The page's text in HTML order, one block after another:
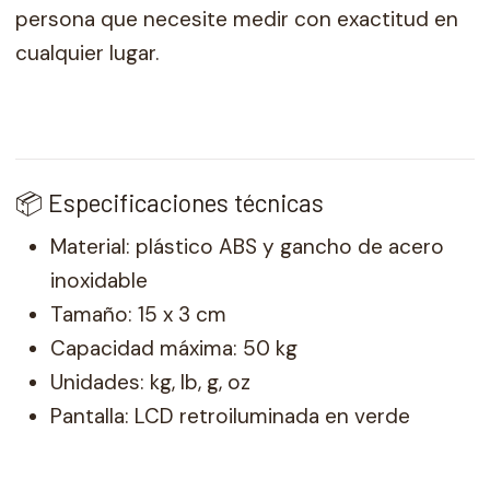
persona que necesite medir con exactitud en
cualquier lugar.
📦 Especificaciones técnicas
Material: plástico ABS y gancho de acero
inoxidable
Tamaño: 15 x 3 cm
Capacidad máxima: 50 kg
Unidades: kg, lb, g, oz
Pantalla: LCD retroiluminada en verde